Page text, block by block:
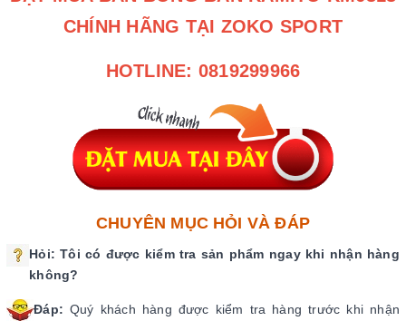
CHÍNH HÃNG TẠI ZOKO SPORT
HOTLINE: 0819299966
CHUYÊN MỤC HỎI VÀ ĐÁP
Hỏi: Tôi có được kiểm tra sản phẩm ngay khi nhận hàng
không?
Đáp: Quý khách hàng được kiểm tra hàng trước khi nhận